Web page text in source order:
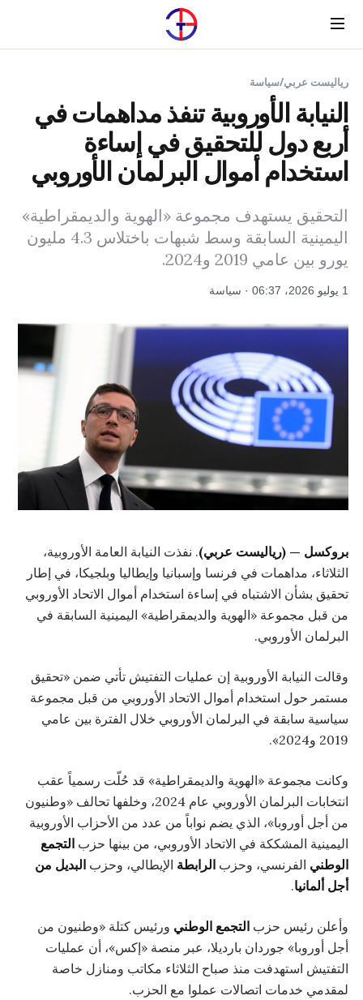
Menu
رياليست عربي/سياسة
النيابة الأوروبية تنفذ مداهمات في
أربع دول للتحقيق في إساءة
استخدام أموال البرلمان الأوروبي
التحقيق يستهدف مجموعة «الهوية والديمقراطية»
اليمينية السابقة وسط شبهات باختلاس 4.3 مليون
يورو بين عامي 2019 و2024.
1 يوليو 2026، 06:37 · سياسة
بروكسل — (رياليست عربي). نفذت النيابة العامة الأوروبية،
الثلاثاء، مداهمات في فرنسا وإسبانيا وإيطاليا وبلجيكا، في إطار
تحقيق بشأن الاشتباه في إساءة استخدام أموال الاتحاد الأوروبي
من قبل مجموعة «الهوية والديمقراطية» اليمينية السابقة في
البرلمان الأوروبي.
وقالت النيابة الأوروبية إن عمليات التفتيش تأتي ضمن «تحقيق
مستمر حول استخدام أموال الاتحاد الأوروبي من قبل مجموعة
سياسية سابقة في البرلمان الأوروبي خلال الفترة بين عامي
2019 و2024».
وكانت مجموعة «الهوية والديمقراطية» قد حُلّت رسمياً عقب
انتخابات البرلمان الأوروبي عام 2024، وخلفها تحالف «وطنيون
من أجل أوروبا»، الذي يضم نواباً من عدد من الأحزاب الأوروبية
اليمينية المشككة في الاتحاد الأوروبي، من بينها حزب التجمع
الوطني الفرنسي، وحزب الرابطة الإيطالي، وحزب البديل من
أجل ألمانيا.
وأعلن رئيس حزب التجمع الوطني ورئيس كتلة «وطنيون من
أجل أوروبا» جوردان بارديلا، عبر منصة «إكس»، أن عمليات
التفتيش استهدفت منذ صباح الثلاثاء مكاتب ومنازل خاصة
لمقدمي خدمات اتصالات عملوا مع الحزب.